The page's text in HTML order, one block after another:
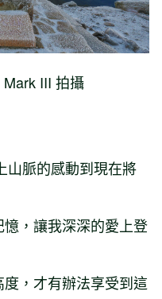
III 拍攝
山脈的感動到現在將
，讓我深深的愛上登
，才有辦法享受到這